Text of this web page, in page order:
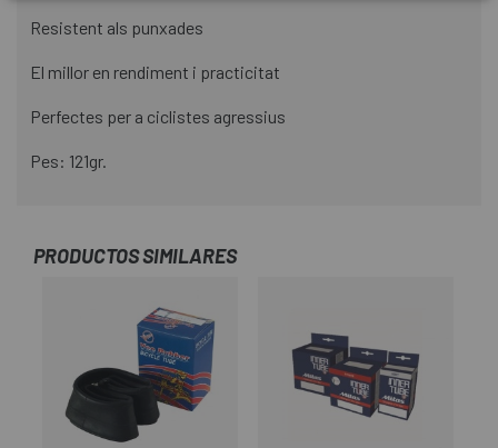
Resistent als punxades
El millor en rendiment i practicitat
Perfectes per a ciclistes agressius
Pes: 121gr.
PRODUCTOS SIMILARES